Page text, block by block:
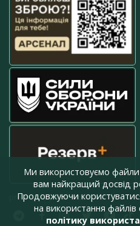
press@armyinform.com.ua
Ми використовуємо
вам найкращий досвід
Продовжуючи
на використання
політику